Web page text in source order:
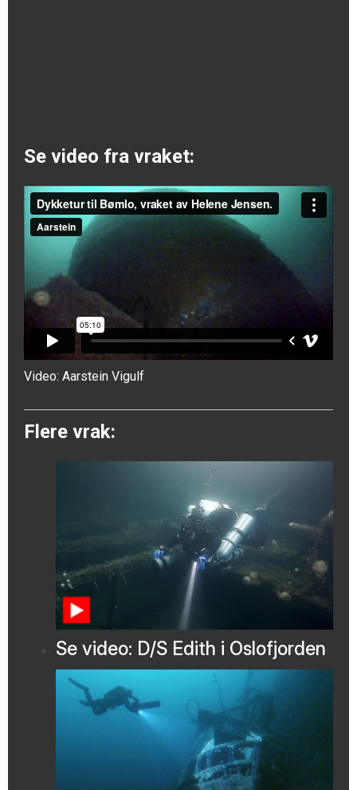
Se video fra vraket:
Video: Aarstein Vigulf
Flere vrak:
Se video: D/S Edith i Oslofjorden